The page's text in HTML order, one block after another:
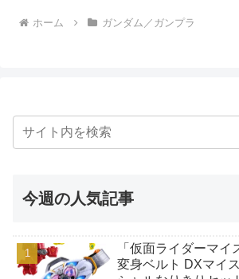
ホーム ガンダム／ガンプラ
今週の人気記事
「仮面ライダーマ
変身ベルト DXマイ